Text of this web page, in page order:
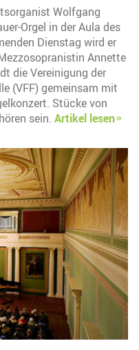
Wolfgang
Orgel in der Aula des
Dienstag wird er
Annette
die Vereinigung der
(VFF) gemeinsam mit
Stücke von
sein. Artikel lesen